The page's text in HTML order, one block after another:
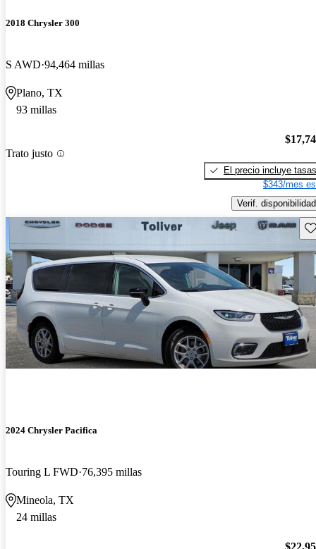
2018 Chrysler 300
S AWD 94,464 millas
Plano, TX
93 millas
Trato justo
El precio incluye tasas
$343/mes
Verif. disponibilidad
2024 Chrysler Pacifica
Touring L FWD 76,395 millas
Mineola, TX
24 millas